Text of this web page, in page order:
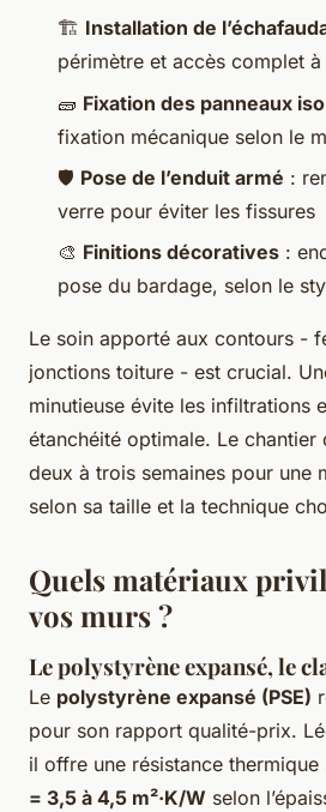
🏗️ Installation de
périmètre et accès complet
🧱 Fixation des panneaux
fixation mécanique selon le
🛡️ Pose de l’enduit armé :
verre pour éviter les fissures
🎨 Finitions décoratives :
pose du bardage, selon le
Le soin apporté aux contours -
jonctions toiture - est crucial.
minutieuse évite les infiltrations
étanchéité optimale. Le chantier
deux à trois semaines pour une
selon sa taille et la technique
Quels matériaux
vos murs ?
Le polystyrène expansé, le
Le polystyrène expansé (PSE)
pour son rapport qualité-prix.
il offre une résistance
= 3,5 à 4,5 m²·K/W selon